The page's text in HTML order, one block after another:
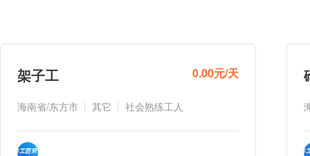
架子工
海南省/东方市 其它 社会熟练工人
0.00元/天